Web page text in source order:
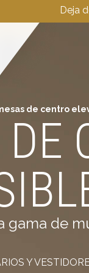
Deja
de centro
gama de
Y